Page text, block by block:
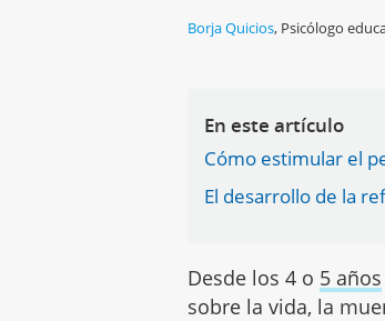
Borja Quicios, Psicólogo
En este artículo
Cómo estimular el
El desarrollo de la
Desde los 4 o 5 años
sobre la vida, la